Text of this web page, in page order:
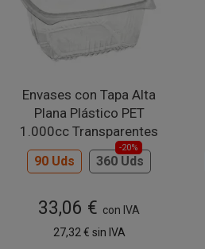
Envases con Tapa Alta
Plana Plástico PET
1.000cc Transparentes
90 Uds 360 Uds
-20%
33,06 € con IVA
27,32 € sin IVA